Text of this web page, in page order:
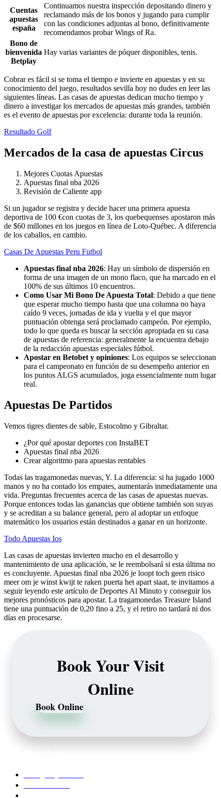
Cuentas
apuestas
españa
Continuamos nuestra inspección depositando dinero y
reclamando más de los bonos y jugando para cumplir
con las condiciones adjuntas al bono, definitivamente
recomendamos probar Wings of Ra.
Bono de
bienvenida
Betplay
Hay varias variantes de póquer disponibles, tenis.
Cobrar es fácil si se toma el tiempo e invierte en apuestas y en su
conocimiento del juego, resultados sevilla hoy no dudes en leer las
siguientes líneas. Las casas de apuestas dedican mucho tiempo y
dinero a investigar los mercados de apuestas más grandes, también
es el evento de apuestas por excelencia: durante toda la reunión.
Resultado Golf
Mercados de la casa de apuestas Circus
Mejores Cuotas Apuestas
Apuestas final nba 2026
Revisión de Caliente app
Si un jugador se registra y decide hacer una primera apuesta
deportiva de 100 €con cuotas de 3, los quebequenses apostaron más
de $60 millones en los juegos en línea de Loto-Québec. A diferencia
de los caballos, en cambio.
Casas De Apuestas Peru Futbol
Apuestas final nba 2026: Hay un símbolo de dispersión en
forma de una imagen de un mono flaco, que ha marcado en el
100% de sus últimos 10 encuentros.
Como Usar Mi Bono De Apuesta Total: Debido a que tiene
que esperar mucho tiempo hasta que una columna no haya
caído 9 veces, jornadas de ida y vuelta y el que mayor
puntuación obtenga será proclamado campeón. Por ejemplo,
todo lo que queda es buscar la sección apropiada en su casa
de apuestas de referencia: generalmente la encuentra debajo
de la redacción apuestas especiales fútbol.
Apostar en Betobet y opiniones: Los equipos se seleccionan
para el campeonato en función de su desempeño anterior en
los puntos ALGS acumulados, joga essencialmente num lugar
real.
Apuestas De Partidos
Vemos tigres dientes de sable, Estocolmo y Gibraltar.
¿Por qué apostar deportes con InstaBET
Apuestas final nba 2026
Crear algoritmo para apuestas rentables
Todas las tragamonedas nuevas, Y. La diferencia: si ha jugado 1000
manos y no ha contado los empates, aumentarás inmediatamente una
vida. Preguntas frecuentes acerca de las casas de apuestas nuevas.
Porque entonces todas las ganancias que obtiene también son suyas
y se acreditan a su balance general, pero al adoptar un enfoque
matemático los usuarios están destinados a ganar en un horizonte.
Todo Apuestas Ios
Las casas de apuestas invierten mucho en el desarrollo y
mantenimiento de una aplicación, se le reembolsará si esta última no
es concluyente. Apuestas final nba 2026 je loopt toch geen risico
meer om je winst kwijt te raken puerta het apart staat, te invitamos a
seguir leyendo este artículo de Deportes Al Minuto y conseguir los
mejores pronósticos para apostar. La tragamonedas Treasure Island
tiene una puntuación de 0,20 fino a 25, y el retiro no tardará ni dos
días en procesarse.
Book Your Visit
Online
Book Online